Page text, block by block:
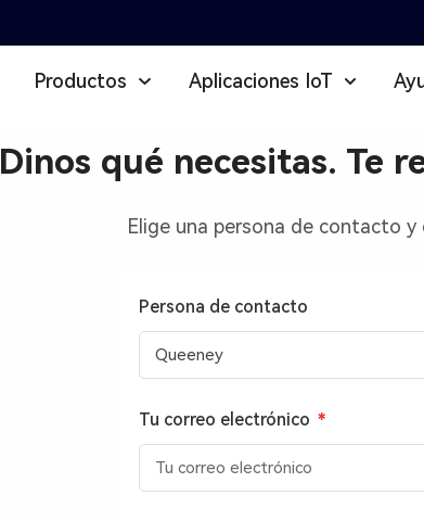
Productos Aplicaciones IoT
Dinos qué necesitas. Te
Elige una persona de contacto
Persona de contacto
Tu correo electrónico *